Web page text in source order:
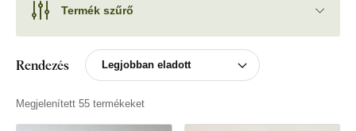
Termék szűrő
Rendezés
Megjelenített 55 termékeket